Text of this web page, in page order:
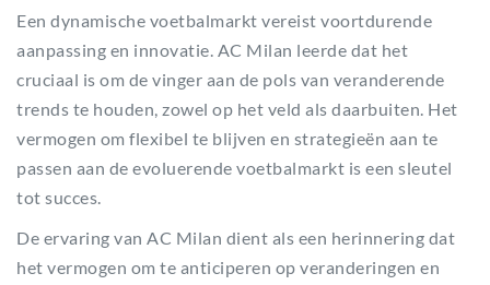
Een dynamische voetbalmarkt vereist voortdurende
aanpassing en innovatie. AC Milan leerde dat het
cruciaal is om de vinger aan de pols van veranderende
trends te houden, zowel op het veld als daarbuiten. Het
vermogen om flexibel te blijven en strategieën aan te
passen aan de evoluerende voetbalmarkt is een sleutel
tot succes.
De ervaring van AC Milan dient als een herinnering dat
het vermogen om te anticiperen op veranderingen en